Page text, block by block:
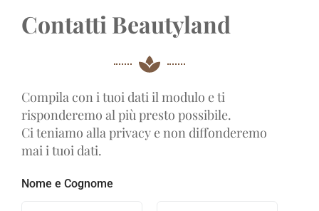
Contatti Beautyland
Compila con i tuoi dati il modulo e ti
risponderemo al più presto possibile.
Ci teniamo alla privacy e non diffonderemo
mai i tuoi dati.
Nome e Cognome